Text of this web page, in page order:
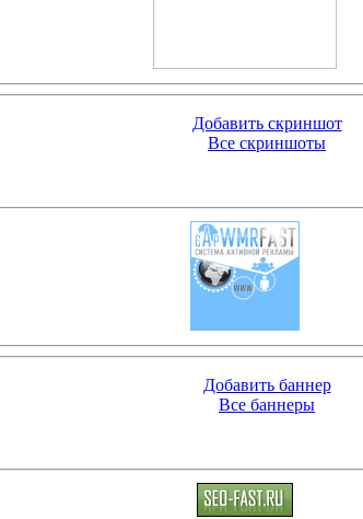
Добавить скриншот
Все скриншоты
Добавить баннер
Все баннеры